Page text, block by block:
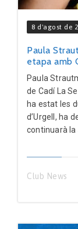
8 d'agost de
Paula
etapa amb
Paula
de Cadí La
ha estat les
d’Urgell, ha
continuarà la
Club News